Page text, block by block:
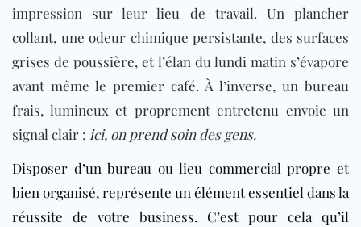
impression sur leur lieu de travail. Un plancher
collant, une odeur chimique persistante, des surfaces
grises de poussière, et l’élan du lundi matin s’évapore
avant même le premier café. À l’inverse, un bureau
frais, lumineux et proprement entretenu envoie un
signal clair : ici, on prend soin des gens.
Disposer d’un bureau ou lieu commercial propre et
bien organisé, représente un élément essentiel dans la
réussite de votre business. C’est pour cela qu’il